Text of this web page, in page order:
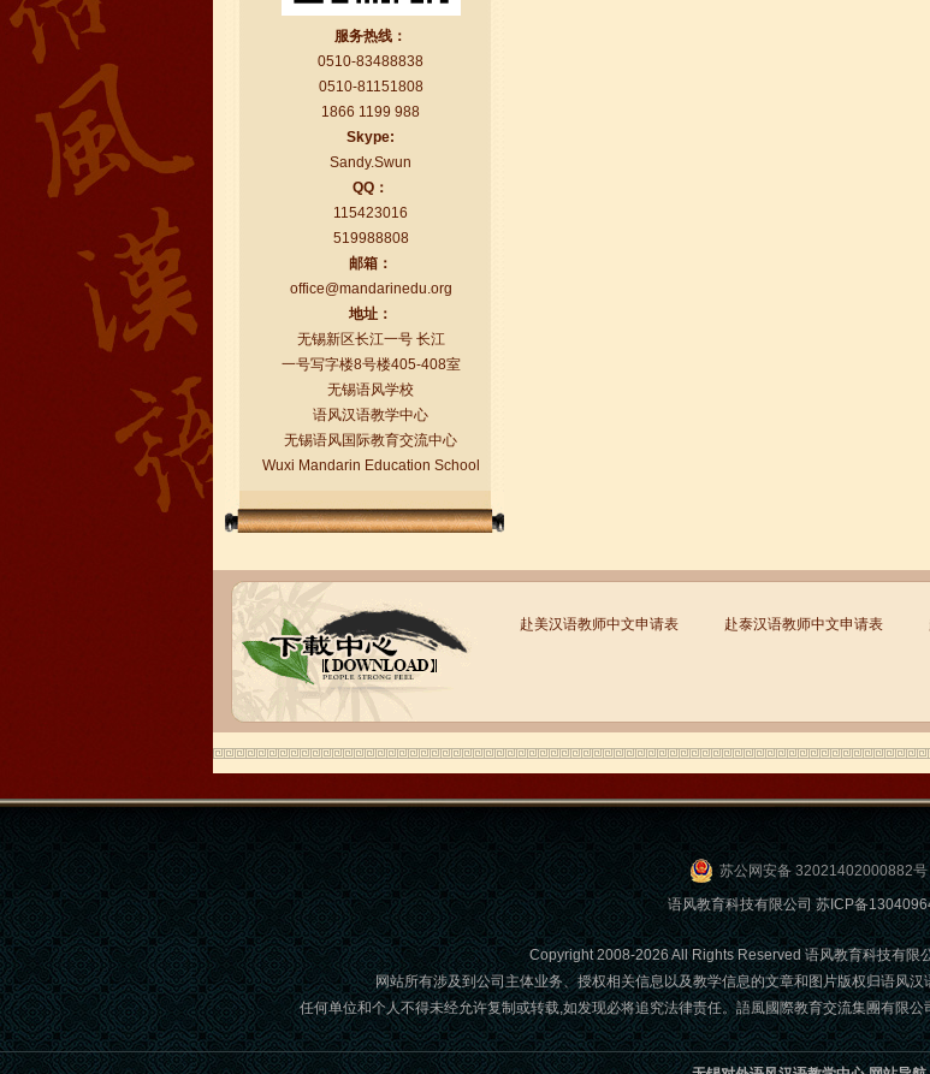
语风汉语学生Florent
我非常喜欢无锡语风汉语学校，这里真
的有最简单的汉语学习方法，我学习汉
语的速度比我原来打算的快得多。我的
汉语老师们都非常可...
语风汉语学生Brad
我叫Brad,我是澳大利亚人，我在语风
汉语学校学习汉语。我现在可以独立和
我的中国朋友说很流利的汉语。谢谢语
风汉语...
语风汉语学生Jennifer
服务热线：
0510-83488838
0510-81151808
1866 1199 988
Skype:
Sandy.Swun
QQ：
115423016
519988808
邮箱：
office@mandarinedu.org
地址：
无锡新区长江一号 长江
一号写字楼8号楼405-408室
无锡语风学校
语风汉语教学中心
无锡语风国际教育交流中心
Wuxi Mandarin Education School
赴美汉语教师中文申请表 赴泰汉语教师中文申请表
苏公网安备 32021402000882号
语风教育科技有限公司苏ICP备
Copyright 2008-2026 All Rights Reserved 语风教育科技有限
网站所有涉及到公司主体业务、授权相关信息以及教学信息的文章和图片版权归语风
任何单位和个人不得未经允许复制或转载,如发现必将追究法律责任。語風國際教育交流集團有限